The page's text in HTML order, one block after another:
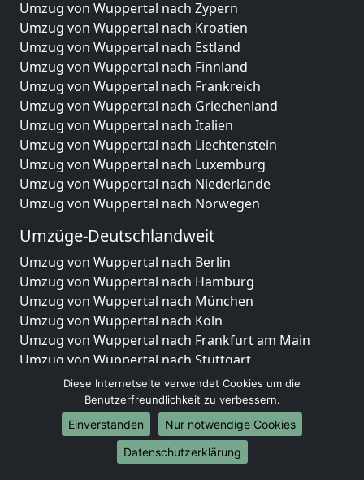
Umzug von Wuppertal nach Zypern
Umzug von Wuppertal nach Kroatien
Umzug von Wuppertal nach Estland
Umzug von Wuppertal nach Finnland
Umzug von Wuppertal nach Frankreich
Umzug von Wuppertal nach Griechenland
Umzug von Wuppertal nach Italien
Umzug von Wuppertal nach Liechtenstein
Umzug von Wuppertal nach Luxemburg
Umzug von Wuppertal nach Niederlande
Umzug von Wuppertal nach Norwegen
Umzüge-Deutschlandweit
Umzug von Wuppertal nach Berlin
Umzug von Wuppertal nach Hamburg
Umzug von Wuppertal nach München
Umzug von Wuppertal nach Köln
Umzug von Wuppertal nach Frankfurt am Main
Umzug von Wuppertal nach Stuttgart
Umzug von Wuppertal nach Düsseldorf
Umzug von Wuppertal nach Leipzig
Umzug von Wuppertal nach Dortmund
Umzug von Wuppertal nach Essen
Umzug von Wuppertal nach Bremen
Diese Internetseite verwendet Cookies um die
Benutzerfreundlichkeit zu verbessern.
Einverstanden
Nur notwendige Cookies
Datenschutzerklärung